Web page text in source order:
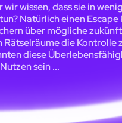
wissen, dass sie in
Natürlich einen Escape
über mögliche
Rätselräume die Kontrolle
diese
sein ...